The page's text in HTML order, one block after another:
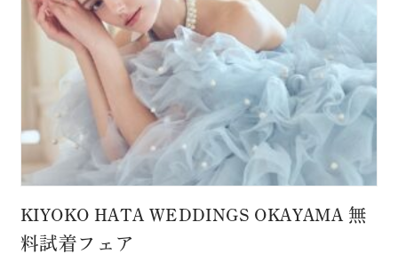
KIYOKO HATA WEDDINGS OKAYAMA 無
料試着フェア